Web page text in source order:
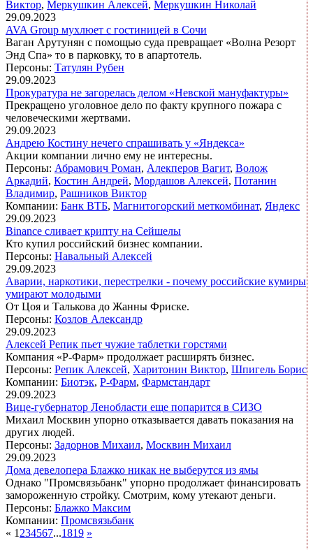
Виктор, Меркушкин Алексей, Меркушкин Николай
29.09.2023
AVA Group мухлюет с гостиницей в Сочи
Ваган Арутунян с помощью суда превращает «Волна Резорт
Энд Спа» то в парковку, то в апартотель.
Персоны: Татулян Рубен
29.09.2023
Прокуратура не загорелась делом «Невской мануфактуры»
Прекращено уголовное дело по факту крупного пожара с
человеческими жертвами.
29.09.2023
Андрею Костину нечего спрашивать у «Яндекса»
Акции компании лично ему не интересны.
Персоны: Абрамович Роман, Алекперов Вагит, Волож
Аркадий, Костин Андрей, Мордашов Алексей, Потанин
Владимир, Рашников Виктор
Компании: Банк ВТБ, Магнитогорский меткомбинат, Яндекс
29.09.2023
Binance сливает крипту на Сейшелы
Кто купил российский бизнес компании.
Персоны: Навальный Алексей
29.09.2023
Аварии, наркотики, перестрелки - почему российские кумиры
умирают молодыми
От Цоя и Талькова до Жанны Фриске.
Персоны: Козлов Александр
29.09.2023
Алексей Репик пьет чужие таблетки горстями
Компания «Р-Фарм» продолжает расширять бизнес.
Персоны: Репик Алексей, Харитонин Виктор, Шпигель Борис
Компании: Биотэк, Р-Фарм, Фармстандарт
29.09.2023
Вице-губернатор Ленобласти еще попарится в СИЗО
Михаил Москвин упорно отказывается давать показания на
других людей.
Персоны: Задорнов Михаил, Москвин Михаил
29.09.2023
Дома девелопера Блажко никак не выберутся из ямы
Однако "Промсвязьбанк" упорно продолжает финансировать
замороженную стройку. Смотрим, кому утекают деньги.
Персоны: Блажко Максим
Компании: Промсвязьбанк
« 1 234567...1819 »